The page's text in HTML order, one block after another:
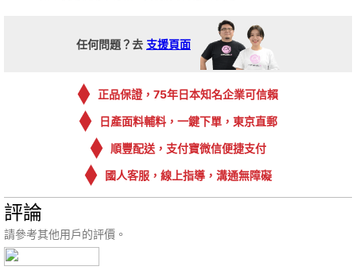
任何問題？去 支援頁面
正品保證，75年日本知名企業可信賴
日產面料輔料，一鍵下單，東京直郵
順豐配送，支付寶微信便捷支付
國人客服，線上指導，溝通無障礙
評論
請參考其他用戶的評價。